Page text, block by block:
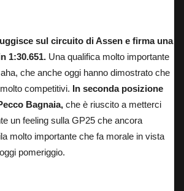
sul circuito di Assen e firma una
1:30.651. Una qualifica molto importante
che anche oggi hanno dimostrato che
competitivi. In seconda posizione
Bagnaia, che è riuscito a metterci
un feeling sulla GP25 che ancora
molto importante che fa morale in vista
pomeriggio.